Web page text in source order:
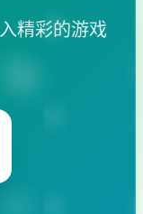
精彩的游戏